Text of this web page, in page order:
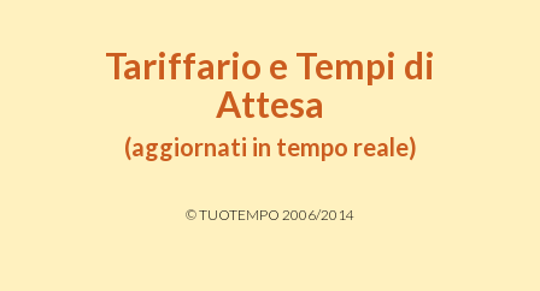
Tariffario e Tempi di
Attesa
(aggiornati in tempo reale)
© TUOTEMPO 2006/2014